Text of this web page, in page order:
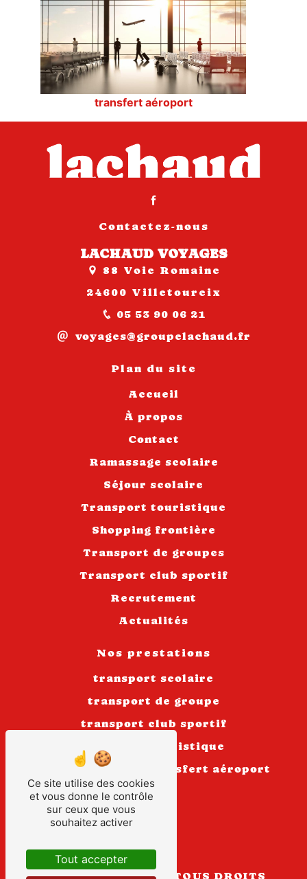
transfert aéroport
Contactez-nous
LACHAUD VOYAGES
88 Voie Romaine
24600 Villetoureix
05 53 90 06 21
voyages@groupelachaud.fr
Plan du site
Accueil
À propos
Contact
Ramassage scolaire
Séjour scolaire
Transport touristique
Shopping frontière
Transport de groupes
Transport club sportif
Recrutement
Actualités
Nos prestations
transport scolaire
transport de groupe
transport club sportif
transport touristique
autocar
ligne scolaire
voyage
transfert aéroport
©VISTALID- 2026 - TOUS DROITS
Ce site utilise des cookies
et vous donne le contrôle
sur ceux que vous
souhaitez activer
Tout accepter